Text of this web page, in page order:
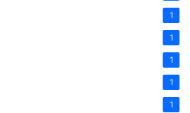
1
1
1
1
1